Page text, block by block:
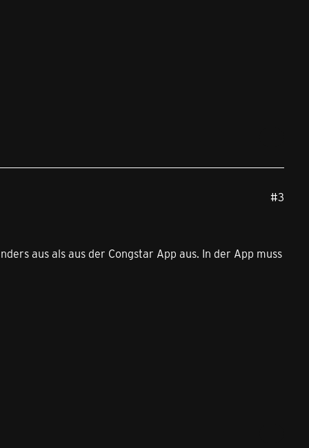
#3
aus als aus der Congstar App aus. In der App muss